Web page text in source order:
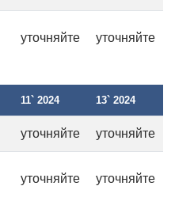
уточняйте уточняйте
11` 2024 13` 2024
уточняйте уточняйте
уточняйте уточняйте